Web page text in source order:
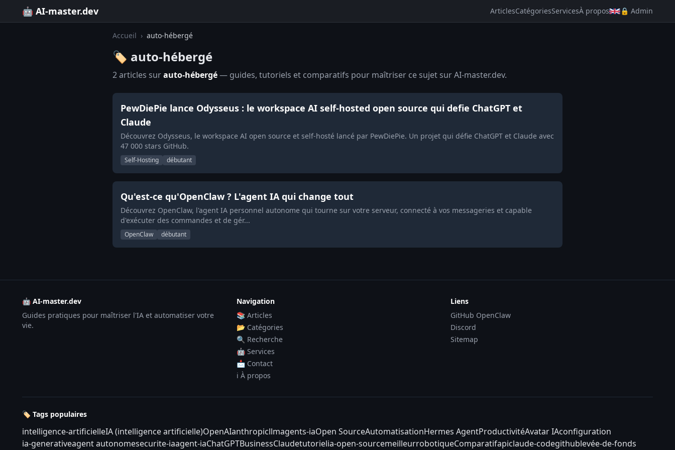
🤖 AI-master.dev ArticlesCatégoriesServicesÀ propos 🔒 Admin
Accueil › auto-hébergé
🏷️ auto-hébergé
2 articles surauto-hébergé— guides, tutoriels et comparatifs pour maîtriser ce sujet sur AI-master.dev.
PewDiePie lance Odysseus : le workspace AI self-hosted open source qui defie ChatGPT et
Claude
Découvrez Odysseus, le workspace AI open source et self-hosté lancé par PewDiePie. Un projet qui défie ChatGPT et Claude avec
47 000 stars GitHub.
Self-Hosting débutant
Qu'est-ce qu'OpenClaw ? L'agent IA qui change tout
Découvrez OpenClaw, l'agent IA personnel autonome qui tourne sur votre serveur, connecté à vos messageries et capable
d'exécuter des commandes et de gér...
OpenClaw débutant
🤖 AI-master.dev
Guides pratiques pour maîtriser l'IA et automatiser votre
vie.
Navigation
📚 Articles
📂 Catégories
🔍 Recherche
🤖 Services
📩 Contact
ℹ️ À propos
Liens
GitHub OpenClaw
Discord
Sitemap
🏷️ Tags populaires
intelligence-artificielleIA (intelligence artificielle)OpenAIanthropicllmagents-iaOpen SourceAutomatisationHermes AgentProductivitéAvatar IAconfiguration
ia-generativeagent autonomesecurite-iaagent-iaChatGPTBusinessClaudetutorielia-open-sourcemeilleurrobotiqueComparatifapiclaude-codegithublevée-de-fonds